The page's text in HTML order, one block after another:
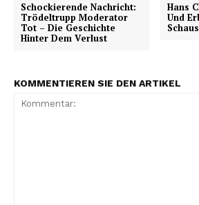
Schockierende Nachricht:
Trödeltrupp Moderator
Tot – Die Geschichte
Hinter Dem Verlust
Hans
Und
KOMMENTIEREN SIE DEN ARTIKEL